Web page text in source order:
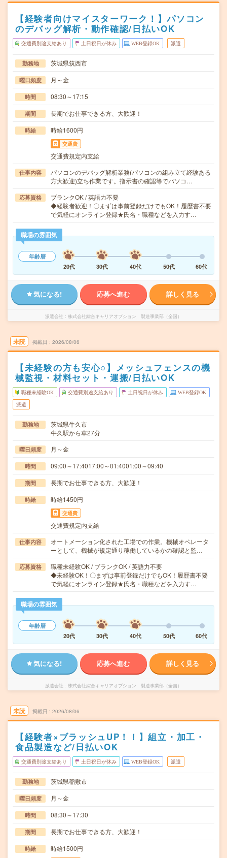
【経験者向けマイスターワーク！】パソコン
のデバッグ解析・動作確認/日払いOK
交通費別途支給あり 土日祝日が休み WEB登録OK 派遣
勤務地 茨城県筑西市
曜日頻度 月～金
時間 08:30～17:15
期間 長期でお仕事できる方、大歓迎！
時給 時給1600円
交通費
交通費規定内支給
仕事内容
パソコンのデバッグ解析業務(パソコンの組み立て経験ある
方大歓迎)立ち作業です。指示書の確認等でパソコ…
応募資格
ブランクOK / 英語力不要
◆経験者歓迎！〇まずは事前登録だけでもOK！履歴書不要
で気軽にオンライン登録★氏名・職種などを入力す…
職場の雰囲気
年齢層
20代
30代 40代 50代 60代
気になる! 応募へ進む 詳しく見る
派遣会社 株式会社綜合キャリアオプション 製造事業部（全国）
未読 掲載日 2026/08/06
【未経験の方も安心○】メッシュフェンスの機
械監視・材料セット・運搬/日払いOK
職種未経験OK 交通費別途支給あり 土日祝日が休み WEB登録OK
派遣
勤務地
茨城県牛久市
牛久駅から車27分
曜日頻度 月～金
時間 09:00～17:4017:00～01:4001:00～09:40
期間 長期でお仕事できる方、大歓迎！
時給 時給1450円
交通費
交通費規定内支給
仕事内容
オートメーション化された工場での作業。機械オペレータ
ーとして、機械が規定通り稼働しているかの確認と監…
応募資格
職種未経験OK / ブランクOK / 英語力不要
◆未経験OK！〇まずは事前登録だけでもOK！履歴書不要
で気軽にオンライン登録★氏名・職種などを入力す…
職場の雰囲気
年齢層
20代
30代 40代 50代 60代
気になる! 応募へ進む 詳しく見る
派遣会社 株式会社綜合キャリアオプション 製造事業部（全国）
未読 掲載日 2026/08/06
【経験者×ブラッシュUP！！】組立・加工・
食品製造など/日払いOK
交通費別途支給あり 土日祝日が休み WEB登録OK 派遣
勤務地 茨城県稲敷市
曜日頻度 月～金
時間 08:30～17:30
期間 長期でお仕事できる方、大歓迎！
時給 時給1500円